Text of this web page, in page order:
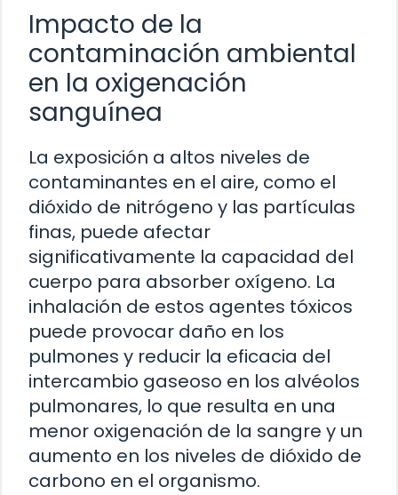
Impacto de la
contaminación ambiental
en la oxigenación
sanguínea
La exposición a altos niveles de
contaminantes en el aire, como el
dióxido de nitrógeno y las partículas
finas, puede afectar
significativamente la capacidad del
cuerpo para absorber oxígeno. La
inhalación de estos agentes tóxicos
puede provocar daño en los
pulmones y reducir la eficacia del
intercambio gaseoso en los alvéolos
pulmonares, lo que resulta en una
menor oxigenación de la sangre y un
aumento en los niveles de dióxido de
carbono en el organismo.